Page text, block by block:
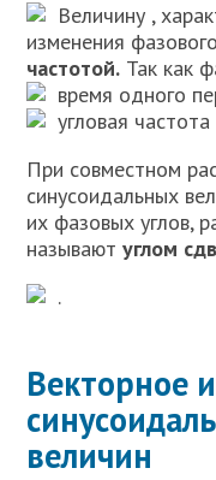
Величину ,
изменения
частотой. Так как
время одного
угловая частота
При совместном
синусоидальных
их фазовых углов,
называютуглом
.
Векторное
величин